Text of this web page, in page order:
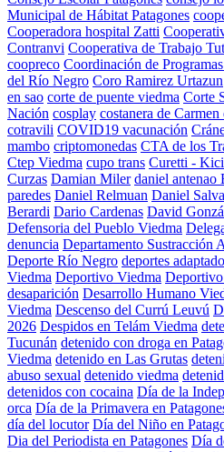
Municipal de Hábitat Patagones
Cooperadora hospital Zatti
Contranvi Cooperativa de Trabajo
coopreco Coordinación de
del Río Negro Coro Ramirez Urtazun
en sao corte de puente viedma Corte
Nación cosplay costanera de Carmen
cotravili COVID19 vacunación
mambo criptomonedas CTA de los
Ctep Viedma cupo trans Curetti -
Curzas Damian Miler daniel antenao
paredes Daniel Relmuan Daniel
Berardi Dario Cardenas David
Defensoria del Pueblo Viedma
denuncia Departamento Sustracción
Deporte Río Negro deportes
Viedma Deportivo Viedma
desaparición Desarrollo Humano
Viedma Descenso del Currú Leuvú
2026 Despidos en Telám Viedma
Tucunán detenido con droga en
Viedma detenido en Las Grutas
abuso sexual detenido viedma
detenidos con cocaina Día de la
orca Día de la Primavera en
día del locutor Día del Niño en
Dia del Periodista en Patagones Día